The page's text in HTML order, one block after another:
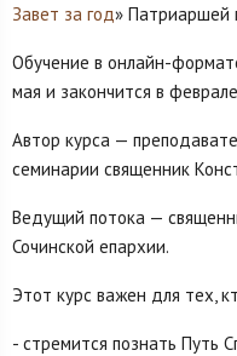
Завет за год» Патриаршей
Обучение в онлайн-
мая и закончится в
Автор курса —
семинарии священник
Ведущий потокa —
Сочинской епархии.
Этот курс важен для тех,
- стремится познать Путь